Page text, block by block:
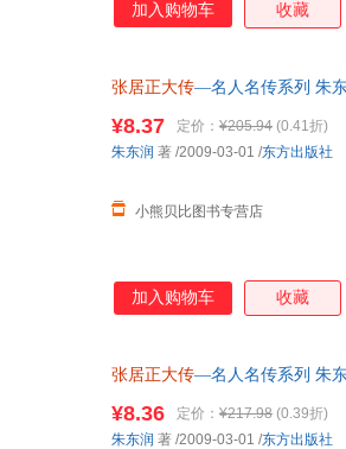
加入购物车 收藏
张居正大传—名人名传系列 朱
¥8.37 定价： ¥205.94 (0.41折)
小熊贝比图书专营店
朱东润 著 /2009-03-01 /东方出版社
加入购物车 收藏
张居正大传—名人名传系列 朱
¥8.36 定价： ¥217.98 (0.39折)
朱东润 著 /2009-03-01 /东方出版社